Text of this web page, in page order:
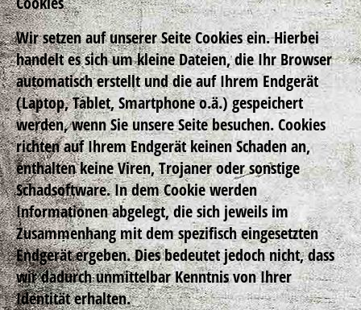
Wir setzen auf unserer Seite Cookies ein. Hierbei
handelt es sich um kleine Dateien, die Ihr Browser
automatisch erstellt und die auf Ihrem Endgerät
(Laptop, Tablet, Smartphone o.ä.) gespeichert
werden, wenn Sie unsere Seite besuchen. Cookies
richten auf Ihrem Endgerät keinen Schaden an,
enthalten keine Viren, Trojaner oder sonstige
Schadsoftware. In dem Cookie werden
Informationen abgelegt, die sich jeweils im
Zusammenhang mit dem spezifisch eingesetzten
Endgerät ergeben. Dies bedeutet jedoch nicht, dass
wir dadurch unmittelbar Kenntnis von Ihrer
Identität erhalten.